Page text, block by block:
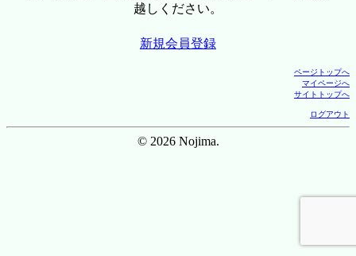
越しください。
新規会員登録
ページトップへ
マイページへ
サイトトップへ
ログアウト
© 2026 Nojima.